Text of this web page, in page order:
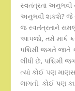
સ્વતંત્રતા અનુભવી
અનુભવી શકશે? જે
જ સ્વતંત્રતાને
આપજો, તમે માર્ક
પશ્ચિમી જગતે જાતે
લીધી છે, પશ્ચિમી
ત્યાં કોઈ પણ
લાગતી, કોઈ પણ